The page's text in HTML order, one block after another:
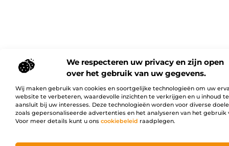
We respecteren uw privacy en zijn open
over het gebruik van uw gegevens.
Wij maken gebruik van cookies en soortgelijke technologieën om uw
website te verbeteren, waardevolle inzichten te verkrijgen en u inhoud
aansluit bij uw interesses. Deze technologieën worden voor diverse
zoals gepersonaliseerde advertenties en het analyseren van het gebruik
Voor meer details kunt u ons cookiebeleid raadplegen.